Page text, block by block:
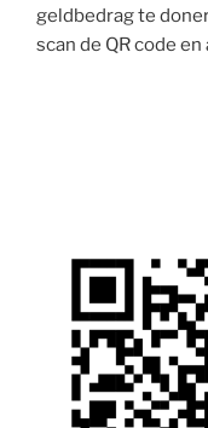
geldbedrag te
scan de QR code